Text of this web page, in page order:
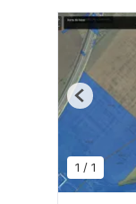
1 / 1
Previous